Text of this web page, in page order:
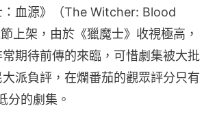
：血源》（The Witcher: Blood
上架，由於《獵魔士》收視極高，
期待前傳的來臨，可惜劇集被大批
派負評，在爛番茄的觀眾評分只有
分的劇集。